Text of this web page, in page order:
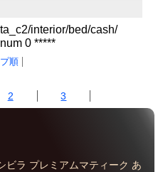
interior/bed/cash/
0 *****
順
2 3
ビラ プレミアムマティーク あ